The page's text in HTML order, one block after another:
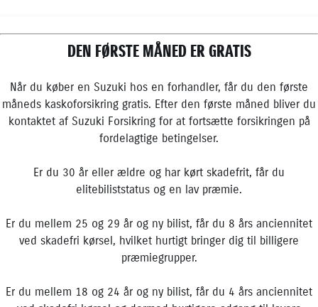
DEN FØRSTE MÅNED ER GRATIS
Når du køber en Suzuki hos en forhandler, får du den første
måneds kaskoforsikring gratis. Efter den første måned bliver du
kontaktet af Suzuki Forsikring for at fortsætte forsikringen på
fordelagtige betingelser.
Er du 30 år eller ældre og har kørt skadefrit, får du
elitebiliststatus og en lav præmie.
Er du mellem 25 og 29 år og ny bilist, får du 8 års anciennitet
ved skadefri kørsel, hvilket hurtigt bringer dig til billigere
præmiegrupper.
Er du mellem 18 og 24 år og ny bilist, får du 4 års anciennitet